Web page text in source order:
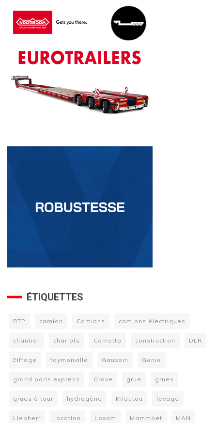
ÉTIQUETTES
BTP camion Camions camions électriques
chantier chariots Cometto construction DLR
Eiffage faymonville Gaussin Genie
grand paris express Grove grue grues
grues à tour hydrogène Kiloutou levage
Liebherr location Loxam Mammoet MAN